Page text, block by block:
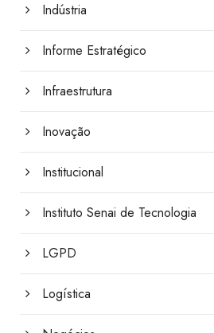
Indústria
Informe Estratégico
Infraestrutura
Inovação
Institucional
Instituto Senai de Tecnologia
LGPD
Logística